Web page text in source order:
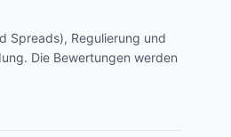
Spreads), Regulierung und
Die Bewertungen werden